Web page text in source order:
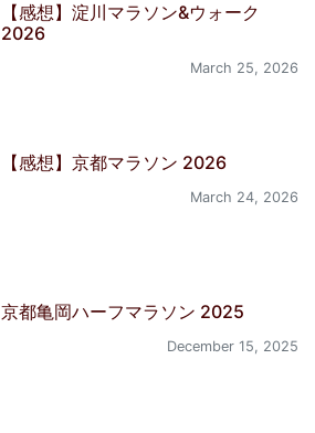
【感想】淀川マラソン&ウォーク
2026
March 25, 2026
【感想】京都マラソン 2026
March 24, 2026
京都亀岡ハーフマラソン 2025
December 15, 2025